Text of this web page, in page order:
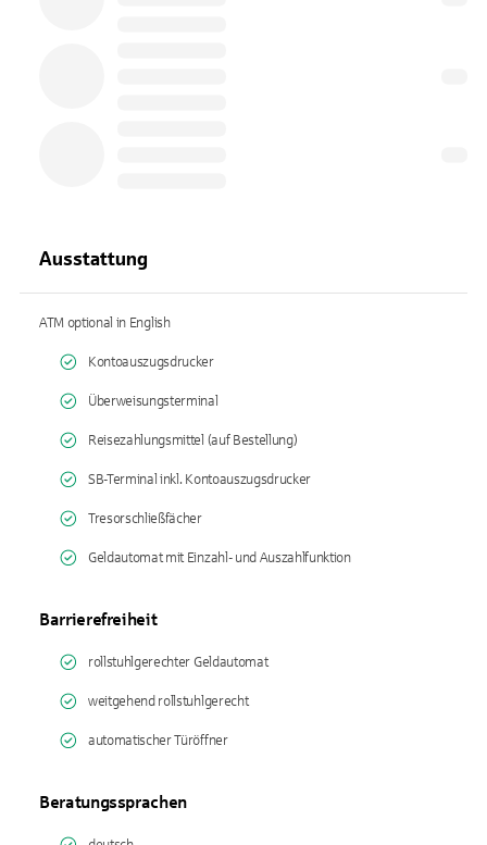
Ausstattung
ATM optional in English
Kontoauszugsdrucker
Überweisungsterminal
Reisezahlungsmittel (auf Bestellung)
SB-Terminal inkl. Kontoauszugsdrucker
Tresorschließfächer
Geldautomat mit Einzahl- und Auszahlfunktion
Barrierefreiheit
rollstuhlgerechter Geldautomat
weitgehend rollstuhlgerecht
automatischer Türöffner
Beratungssprachen